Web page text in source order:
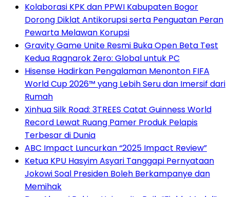
Kolaborasi KPK dan PPWI Kabupaten Bogor
Dorong Diklat Antikorupsi serta Penguatan Peran
Pewarta Melawan Korupsi
Gravity Game Unite Resmi Buka Open Beta Test
Kedua Ragnarok Zero: Global untuk PC
Hisense Hadirkan Pengalaman Menonton FIFA
World Cup 2026™ yang Lebih Seru dan Imersif dari
Rumah
Xinhua Silk Road: 3TREES Catat Guinness World
Record Lewat Ruang Pamer Produk Pelapis
Terbesar di Dunia
ABC Impact Luncurkan “2025 Impact Review”
Ketua KPU Hasyim Asyari Tanggapi Pernyataan
Jokowi Soal Presiden Boleh Berkampanye dan
Memihak